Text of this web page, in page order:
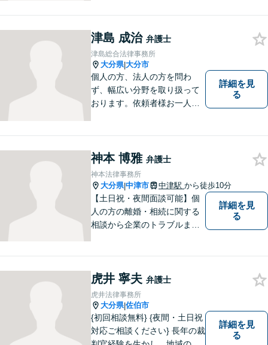
津島 成治 弁護士
津島総合法律事務所
大分県|大分市
個人の方、法人の方を問わ
ず、幅広い分野を取り扱って
おります。依頼者様お一人お
題でお困りの方はぜひご相談
ください。
詳細を見
る
神本 博雅 弁護士
神本法律事務所
大分県|中津市 中津駅 から徒歩10分
【土日祝・夜間面談可能】個
人の方の離婚・相続に関する
相談から企業のトラブルまで
詳細を見
る
虎井 寧夫 弁護士
虎井法律事務所
大分県|佐伯市
{初回相談無料} {夜間・土日祝
対応ご相談ください} 長年の裁
詳細を見
る